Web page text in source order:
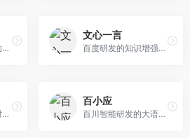
华为推出的AI智能助手网页端，深度整合鸿蒙生态和华为云服务。面向华为设备用户，支持语音交互、智能问答、设备控制等功能，与华为硬件生态无缝衔接。
文心一言
百度研发的知识增强大语言模型，深度融合百度知识图谱和搜索能力。面向中文用户，提供知识问答、文本创作、逻辑推理等服务，中文语境理解准确，知识覆盖面广。
商汤科技推出的AI对话平台，结合计算机视觉和自然语言处理技术。面向企业用户和开发者，支持多模态交互，视觉理解能力强，适合智能客服和内容创作场景。
百小应
百川智能研发的大语言模型助手，专注于中文理解和生成。面向中文用户，提供知识问答、文本创作、代码辅助等服务，模型参数规模大，中文表达流畅自然。